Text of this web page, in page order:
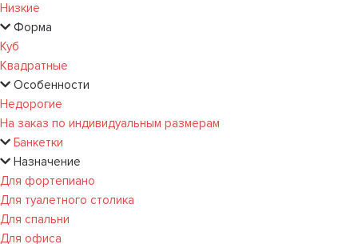
Низкие
Форма
Куб
Квадратные
Особенности
Недорогие
На заказ по индивидуальным размерам
Банкетки
Назначение
Для фортепиано
Для туалетного столика
Для спальни
Для офиса